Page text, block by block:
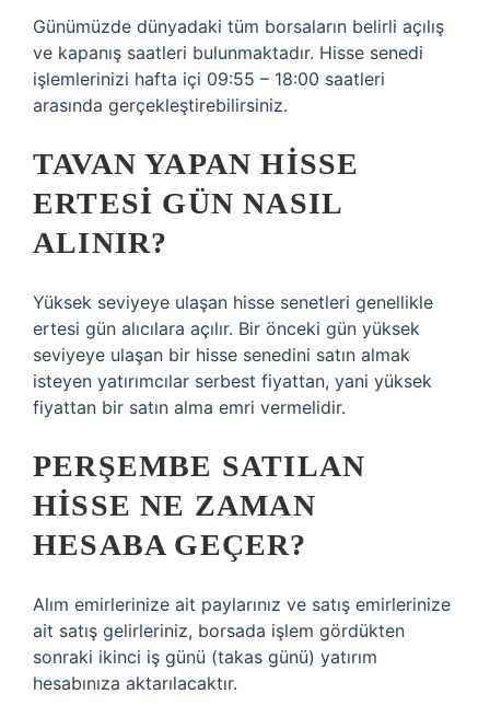
Günümüzde dünyadaki tüm borsaların belirli açılış
ve kapanış saatleri bulunmaktadır. Hisse senedi
işlemlerinizi hafta içi 09:55 – 18:00 saatleri
arasında gerçekleştirebilirsiniz.
TAVAN YAPAN HISSE
ERTESI GÜN NASIL
ALINIR?
Yüksek seviyeye ulaşan hisse senetleri genellikle
ertesi gün alıcılara açılır. Bir önceki gün yüksek
seviyeye ulaşan bir hisse senedini satın almak
isteyen yatırımcılar serbest fiyattan, yani yüksek
fiyattan bir satın alma emri vermelidir.
PERŞEMBE SATILAN
HISSE NE ZAMAN
HESABA GEÇER?
Alım emirlerinize ait paylarınız ve satış emirlerinize
ait satış gelirleriniz, borsada işlem gördükten
sonraki ikinci iş günü (takas günü) yatırım
hesabınıza aktarılacaktır.